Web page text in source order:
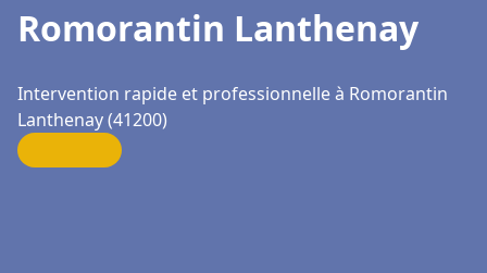
Romorantin Lanthenay
Intervention rapide et professionnelle à Romorantin
Lanthenay (41200)